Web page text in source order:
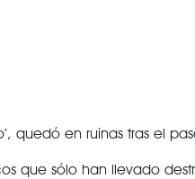
quedó en ruinas tras el
que sólo han llevado